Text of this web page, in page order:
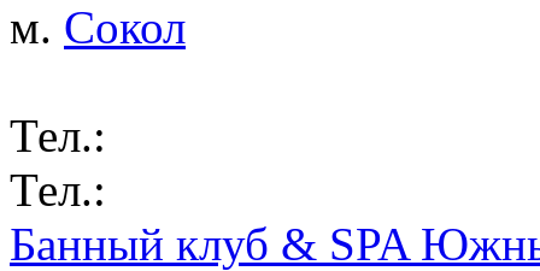
м. Сокол
Тел.:
Тел.:
Банный клуб & SPA